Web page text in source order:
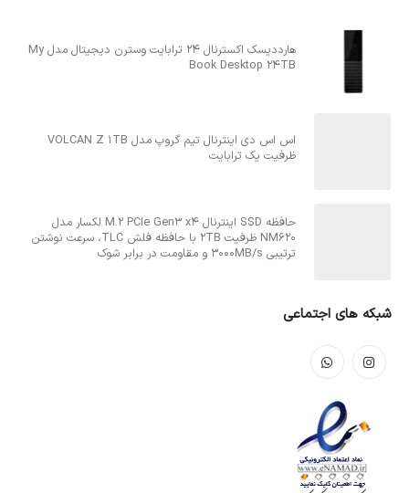
هارددیسک اکسترنال 24 ترابایت وسترن دیجیتال مدل My
Book Desktop 24TB
اس اس دی اینترنال تیم گروپ مدل VOLCAN Z 1TB
ظرفیت یک ترابایت
حافظه SSD اینترنال M.2 PCIe Gen3 x4 لکسار مدل
NM620 ظرفیت 2TB با حافظه فلش TLC، سرعت نوشتن
ترتیبی 3000MB/s و مقاومت در برابر شوک
شبکه های اجتماعی